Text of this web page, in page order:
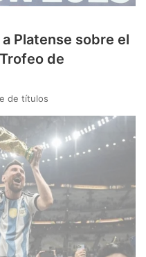
Platense sobre el
de
de títulos